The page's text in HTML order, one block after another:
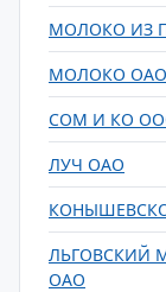
МОЛОКО ИЗ
МОЛОКО ОАО
СОМ И КО
ЛУЧ ОАО
ЛЬГОВСКИЙ
ОАО